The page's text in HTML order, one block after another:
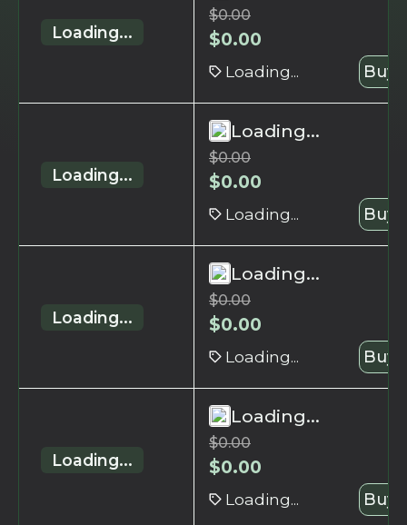
Loading...
$0.00
$0.00
Loading... Buy
Loading...
Loading...
$0.00
$0.00
Loading... Buy
Loading...
Loading...
$0.00
$0.00
Loading... Buy
Loading...
Loading...
$0.00
$0.00
Loading... Buy